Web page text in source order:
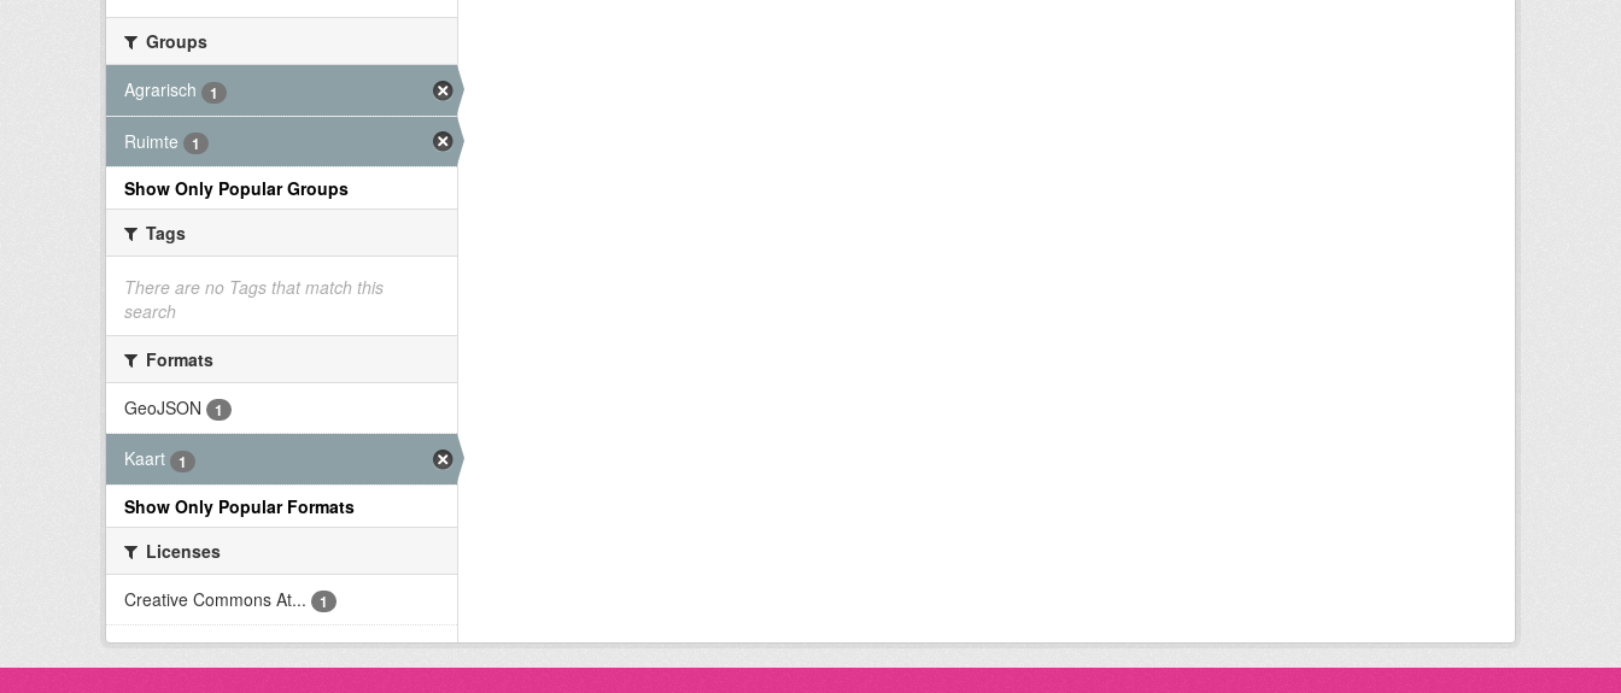
Groups
Agrarisch
1
Ruimte 1
Show Only Popular Groups
Tags
There are no Tags that match this
search
Formats
GeoJSON
1
Kaart 1
Show Only Popular Formats
Licenses
Creative Commons At...
1